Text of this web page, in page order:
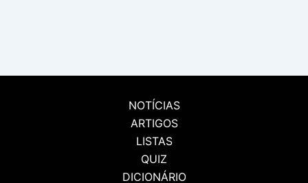
NOTÍCIAS
ARTIGOS
LISTAS
QUIZ
DICIONÁRIO